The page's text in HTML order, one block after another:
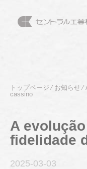
トップページ⁄ お知らせ⁄
cassino
A
fidelidade
2025-03-03